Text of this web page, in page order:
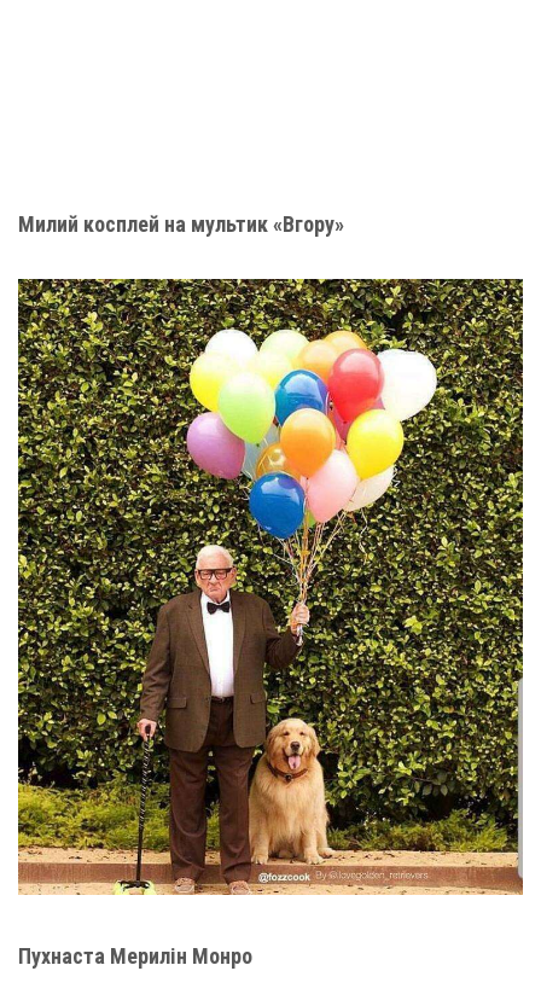
Милий косплей на мультик «Вгору»
Пухнаста Мерилін Монрo